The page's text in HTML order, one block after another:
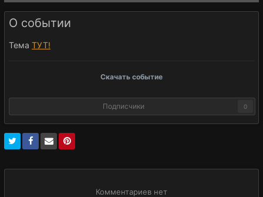
О событии
Тема ТУТ!
Скачать событие
Подписчики 0
Комментариев нет